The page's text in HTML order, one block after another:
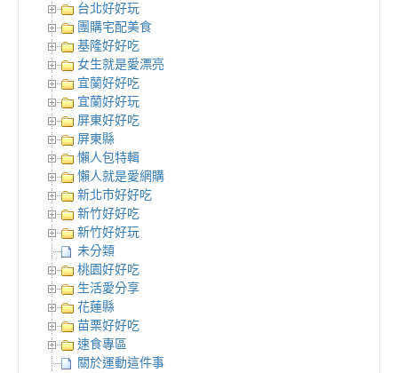
台北好好玩
團購宅配美食
基隆好好吃
女生就是愛漂亮
宜蘭好好吃
宜蘭好好玩
屏東好好吃
屏東縣
懶人包特輯
懶人就是愛網購
新北市好好吃
新竹好好吃
新竹好好玩
未分類
桃園好好吃
生活愛分享
花蓮縣
苗栗好好吃
速食專區
關於運動這件事